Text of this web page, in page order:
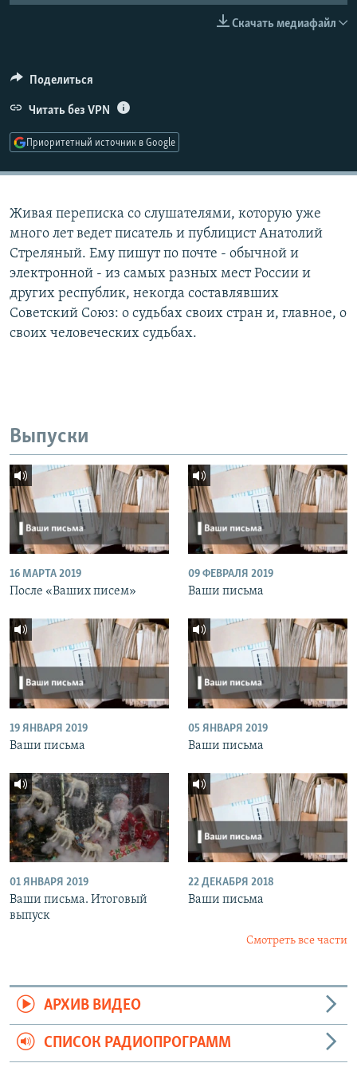
СОЦИАЛЬНЫЕ СЕТИ
Скачать медиафайл
Поделиться
Читать без VPN
Приоритетный источник в Google
Живая переписка со слушателями, которую уже
много лет ведет писатель и публицист Анатолий
Стреляный. Ему пишут по почте - обычной и
электронной - из самых разных мест России и
других республик, некогда составлявших
Советский Союз: о судьбах своих стран и, главное, о
своих человеческих судьбах.
Выпуски
16 МАРТА 2019
После «Ваших писем»
09 ФЕВРАЛЯ 2019
Ваши письма
19 ЯНВАРЯ 2019
Ваши письма
05 ЯНВАРЯ 2019
Ваши письма
01 ЯНВАРЯ 2019
Ваши письма. Итоговый
выпуск
22 ДЕКАБРЯ 2018
Ваши письма
Смотреть все части
АРХИВ ВИДЕО
СПИСОК РАДИОПРОГРАММ